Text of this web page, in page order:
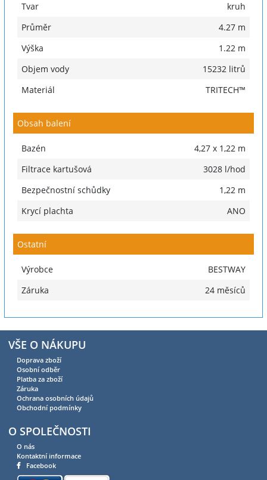
Tvar
kruh
Průměr
4.27 m
Výška
1.22 m
Objem vody
15232 litrů
Materiál
TRITECH™
Obsah balení
Bazén
4,27 x 1,22 m
Filtrace kartušová
3028 l/hod
Bezpečnostní schůdky
1,22 m
Krycí plachta
ANO
Ostatní
Výrobce
BESTWAY
Záruka
24 měsíců
VŠE O NÁKUPU
Doprava zboží
Osobní odběr
Platba za zboží
Záruka
Ochrana osobních údajů
Obchodní podmínky
O SPOLEČNOSTI
O nás
Kontaktní informace
Facebook